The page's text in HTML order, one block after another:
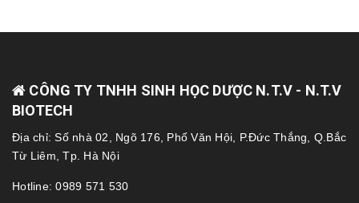
CÔNG TY TNHH SINH HỌC DƯỢC N.T.V - N.T.V
BIOTECH
Địa chỉ: Số nhà 02, Ngõ 176, Phố Văn Hội, P.Đức Thắng, Q.Bắc
Từ Liêm, Tp. Hà Nội
Hotline: 0989 571 530